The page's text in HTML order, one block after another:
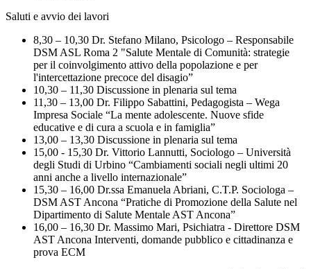
Saluti e avvio dei lavori
8,30 – 10,30 Dr. Stefano Milano, Psicologo – Responsabile
DSM ASL Roma 2 "Salute Mentale di Comunità: strategie
per il coinvolgimento attivo della popolazione e per
l'intercettazione precoce del disagio”
10,30 – 11,30 Discussione in plenaria sul tema
11,30 – 13,00 Dr. Filippo Sabattini, Pedagogista – Wega
Impresa Sociale “La mente adolescente. Nuove sfide
educative e di cura a scuola e in famiglia”
13,00 – 13,30 Discussione in plenaria sul tema
15,00 - 15,30 Dr. Vittorio Lannutti, Sociologo – Università
degli Studi di Urbino “Cambiamenti sociali negli ultimi 20
anni anche a livello internazionale”
15,30 – 16,00 Dr.ssa Emanuela Abriani, C.T.P. Sociologa –
DSM AST Ancona “Pratiche di Promozione della Salute nel
Dipartimento di Salute Mentale AST Ancona”
16,00 – 16,30 Dr. Massimo Mari, Psichiatra - Direttore DSM
AST Ancona Interventi, domande pubblico e cittadinanza e
prova ECM